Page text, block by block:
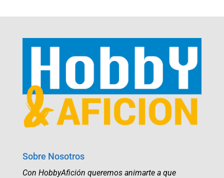
Sobre Nosotros
Con HobbyAfición queremos animarte a que